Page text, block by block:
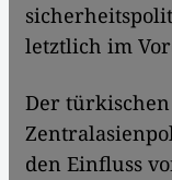
letztlich im
Der
den Einfluss